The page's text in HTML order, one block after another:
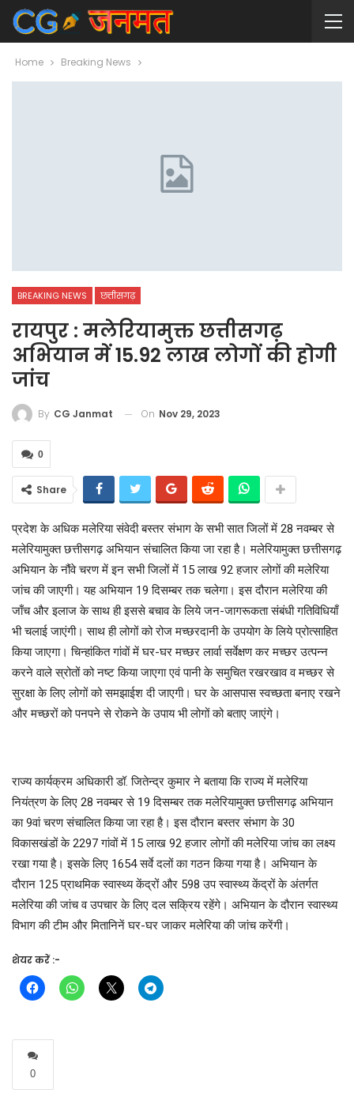
Home Breaking News
BREAKING NEWS छत्तीसगढ़
रायपुर : मलेरियामुक्त छत्तीसगढ़
अभियान में 15.92 लाख लोगों की होगी
जांच
By CG Janmat On Nov 29, 2023
0
Share
प्रदेश के अधिक मलेरिया संवेदी बस्तर संभाग के सभी सात जिलों में 28 नवम्बर से
मलेरियामुक्त छत्तीसगढ़ अभियान संचालित किया जा रहा है। मलेरियामुक्त छत्तीसगढ़
अभियान के नौंवे चरण में इन सभी जिलों में 15 लाख 92 हजार लोगों की मलेरिया
जांच की जाएगी। यह अभियान 19 दिसम्बर तक चलेगा। इस दौरान मलेरिया की
जाँच और इलाज के साथ ही इससे बचाव के लिये जन-जागरूकता संबंधी गतिविधियाँ
भी चलाई जाएंगी। साथ ही लोगों को रोज मच्छरदानी के उपयोग के लिये प्रोत्साहित
किया जाएगा। चिन्हांकित गांवों में घर-घर मच्छर लार्वा सर्वेक्षण कर मच्छर उत्पन्न
करने वाले स्रोतों को नष्ट किया जाएगा एवं पानी के समुचित रखरखाव व मच्छर से
सुरक्षा के लिए लोगों को समझाईश दी जाएगी। घर के आसपास स्वच्छता बनाए रखने
और मच्छरों को पनपने से रोकने के उपाय भी लोगों को बताए जाएंगे।
राज्य कार्यक्रम अधिकारी डॉ. जितेन्द्र कुमार ने बताया कि राज्य में मलेरिया
नियंत्रण के लिए 28 नवम्बर से 19 दिसम्बर तक मलेरियामुक्त छत्तीसगढ़ अभियान
का 9वां चरण संचालित किया जा रहा है। इस दौरान बस्तर संभाग के 30
विकासखंडों के 2297 गांवों में 15 लाख 92 हजार लोगों की मलेरिया जांच का लक्ष्य
रखा गया है। इसके लिए 1654 सर्वे दलों का गठन किया गया है। अभियान के
दौरान 125 प्राथमिक स्वास्थ्य केंद्रों और 598 उप स्वास्थ्य केंद्रों के अंतर्गत
मलेरिया की जांच व उपचार के लिए दल सक्रिय रहेंगे। अभियान के दौरान स्वास्थ्य
विभाग की टीम और मितानिनें घर-घर जाकर मलेरिया की जांच करेंगी।
शेयर करें :-
0